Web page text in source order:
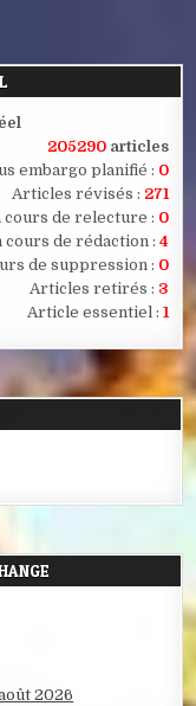
205290 articles
embargo planifié : 0
Articles révisés : 271
cours de relecture : 0
cours de rédaction : 4
de suppression : 0
Articles retirés : 3
Article essentiel : 1
2026